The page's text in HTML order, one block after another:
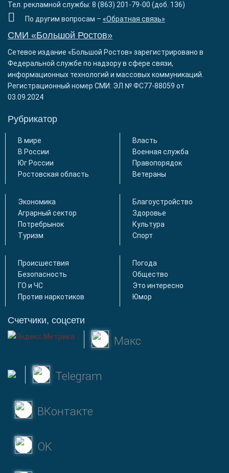
Тел. рекламной службы: 8 (863) 201-79-00 (доб. 136)
По другим вопросам – «Обратная связь»
СМИ «Большой Ростов»
Сетевое издание «Большой Ростов» зарегистрировано в
Федеральной службе по надзору в сфере связи,
информационных технологий и массовых коммуникаций.
Регистрационный номер СМИ: ЭЛ № ФС77-88059 от
03.09.2024
Рубрикатор
В мире
В России
Юг России
Ростовская область
Власть
Военная служба
Правопорядок
Ветераны
Экономика
Аграрный сектор
Потребрынок
Туризм
Благоустройство
Здоровье
Культура
Спорт
Происшествия
Безопасность
ГО и ЧС
Против наркотиков
Погода
Общество
Это интересно
Юмор
Счетчики, соцсети
Макс
Telegram
ВКонтакте
OK